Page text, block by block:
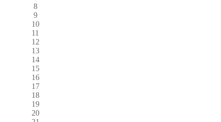
8
9
10
11
12
13
14
15
16
17
18
19
20